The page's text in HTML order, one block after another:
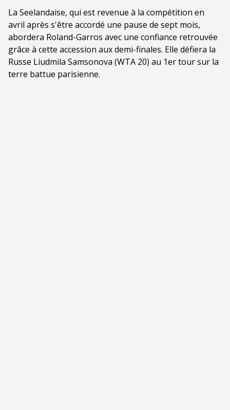
La Seelandaise, qui est revenue à la compétition en
avril après s'être accordé une pause de sept mois,
abordera Roland-Garros avec une confiance retrouvée
grâce à cette accession aux demi-finales. Elle défiera la
Russe Liudmila Samsonova (WTA 20) au 1er tour sur la
terre battue parisienne.